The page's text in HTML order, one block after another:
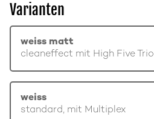
Varianten
weiss matt
cleaneffect mit High Five Trio
weiss
standard, mit Multiplex